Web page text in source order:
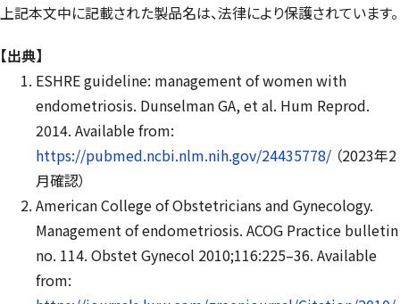
上記本文中に記載された製品名は、法律により保護されています。
【出典】
ESHRE guideline: management of women with
endometriosis. Dunselman GA, et al. Hum Reprod.
2014. Available from:
https://pubmed.ncbi.nlm.nih.gov/24435778/ （2023年2
月確認）
American College of Obstetricians and Gynecology.
Management of endometriosis. ACOG Practice bulletin
no. 114. Obstet Gynecol 2010;116:225–36. Available
from: